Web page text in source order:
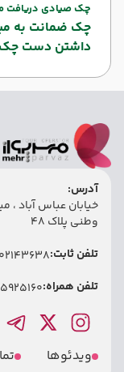
چک صیادی دریافت
چک ضمانت به
داشتن دست چک
آدرس:
خیابان عباس آباد ،
وطنی پلاک 48
تلفن ثابت:02143638
تلفن همراه:
ویدئوها